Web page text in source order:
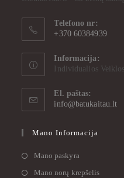
Telefono nr:
+370 60384939
Informacija:
Individualios
El. paštas:
info@batukaitau.lt
Mano Informacija
Mano paskyra
Mano norų krepšelis